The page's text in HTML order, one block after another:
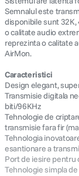
8. ulanzi
9
10. godox
Semnalul este
disponibile sunt 32K,
o calitate audio
reprezinta o calitate
AirMon.
Caracteristici
Design elegant,
Transmisie digitala
biti/96KHz
Tehnologie de
transmisie fara fir
Tehnologia
esantionare a
Port de iesire pentru
Tehnologie simpla